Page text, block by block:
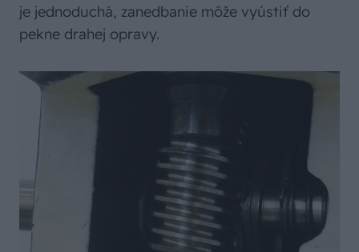
je jednoduchá, zanedbanie môže vyústiť do
pekne drahej opravy.